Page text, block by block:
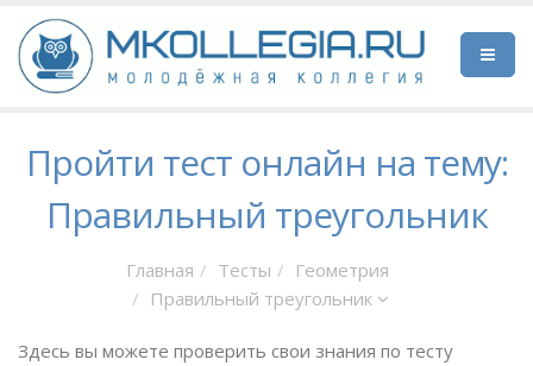
Пройти тест онлайн на тему:
Правильный треугольник
Главная Тесты
Геометрия
Правильный треугольник
Здесь вы можете проверить свои знания по тесту